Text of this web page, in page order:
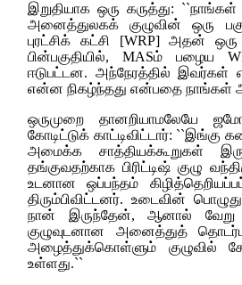
இறுதியாக ஒரு கருத்து:
அனைத்துலகக் குழுவின் ஒரு
புரட்சிக் கட்சி
[WRP]அதன் ஒரு
பின்பகுதியில், MASம் பழைய
ஈடுபட்டன. அந்நேரத்தில் இவர்கள்
என்ன நிகழ்ந்தது என்பதை நாங்கள்
ஒருமுறை தானறியாமலேயே
கோடிட்டுக் காட்டிவிட்டார்:
அமைக்க சாத்தியக்கூறுகள்
தங்குவதற்காக பிரிட்டிஷ் குழு
உடனான ஒப்பந்தம்
திரும்பிவிட்டனர். உடைவின்
நான் இருந்தேன், ஆனால் வேறு ஒரு
குழுவுடனான அனைத்துத்
அழைத்துக்கொள்ளும் குழுவில்
உள்ளது.``